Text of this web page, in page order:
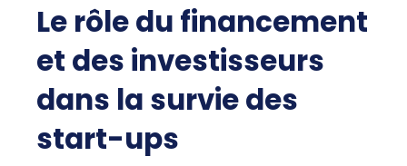
Le rôle du financement
et des investisseurs
dans la survie des
start-ups